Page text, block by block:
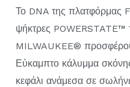
Το DNA της πλατφόρμας
ψήκτρες
MILWAUKEE®
Εύκαμπτο κάλυμμα
κεφάλι ανάμεσα σε